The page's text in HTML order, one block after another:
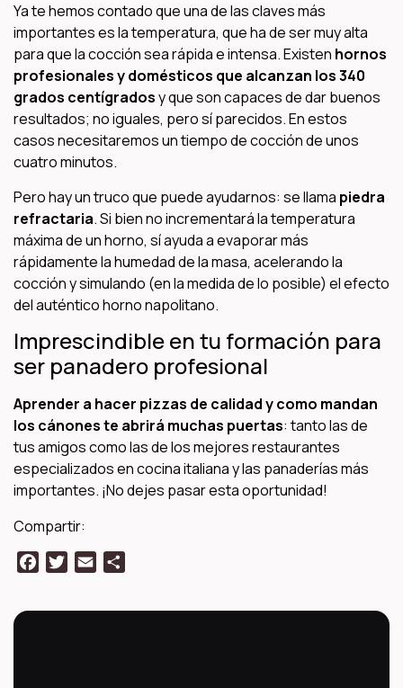
Ya te hemos contado que una de las claves más
importantes es la temperatura, que ha de ser muy alta
para que la cocción sea rápida e intensa. Existen hornos
profesionales y domésticos que alcanzan los 340
grados centígradosy que son capaces de dar buenos
resultados; no iguales, pero sí parecidos. En estos
casos necesitaremos un tiempo de cocción de unos
cuatro minutos.
Pero hay un truco que puede ayudarnos: se llama piedra
refractaria. Si bien no incrementará la temperatura
máxima de un horno, sí ayuda a evaporar más
rápidamente la humedad de la masa, acelerando la
cocción y simulando (en la medida de lo posible) el efecto
del auténtico horno napolitano.
Imprescindible en tu formación para
ser panadero profesional
Aprender a hacer pizzas de calidad y como mandan
los cánones te abrirá muchas puertas: tanto las de
tus amigos como las de los mejores restaurantes
especializados en cocina italiana y las panaderías más
importantes. ¡No dejes pasar esta oportunidad!
Compartir:
FacebookTwitter
Email